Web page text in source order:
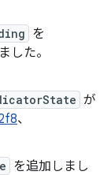
を
した。
が
、
を追加しまし